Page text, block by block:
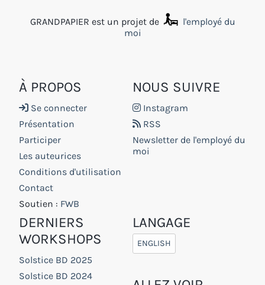
GRANDPAPIER est un projet de
l'employé du
moi
À PROPOS
Se connecter
Présentation
Participer
Les auteurices
Conditions d'utilisation
Contact
Soutien : FWB
NOUS SUIVRE
Instagram
RSS
Newsletter de l'employé du
moi
DERNIERS
WORKSHOPS
Solstice BD 2025
Solstice BD 2024
LANGAGE
ENGLISH